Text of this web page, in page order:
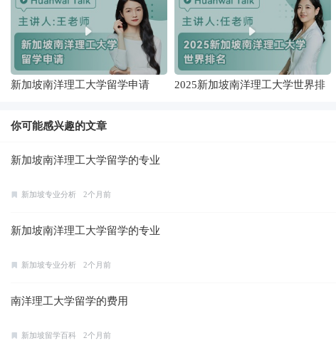
新加坡南洋理工大学留学申请
2025新加坡南洋理工大学世界排
你可能感兴趣的文章
新加坡南洋理工大学留学的专业
新加坡专业分析 2个月前
新加坡南洋理工大学留学的专业
新加坡专业分析 2个月前
南洋理工大学留学的费用
新加坡留学百科 2个月前